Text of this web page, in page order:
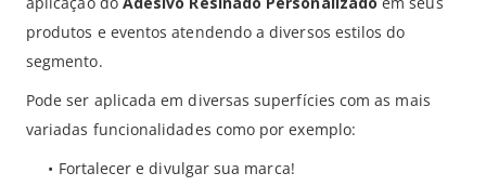
produtos e eventos atendendo a diversos estilos do
segmento.
Pode ser aplicada em diversas superfícies com as mais
variadas funcionalidades como por exemplo:
• Fortalecer e divulgar sua marca!